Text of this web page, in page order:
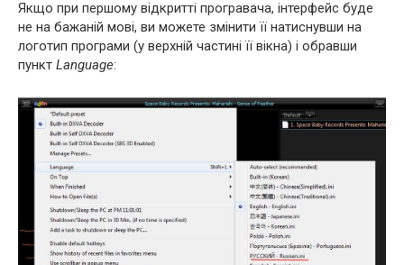
Якщо при першому відкритті програвача, інтерфейс буде
не на бажаній мові, ви можете змінити її натиснувши на
логотип програми (у верхній частині її вікна) і обравши
пункт Language: